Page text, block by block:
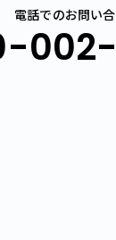
電話でのお問い